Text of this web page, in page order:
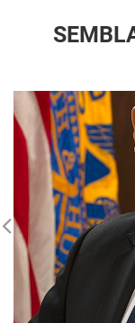
Xavier Becerra
22/04/2025
Xavier Becerra,